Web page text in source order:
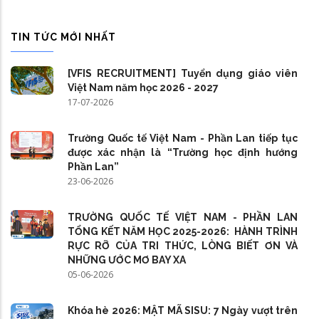
TIN TỨC MỚI NHẤT
[VFIS RECRUITMENT] Tuyển dụng giáo viên
Việt Nam năm học 2026 - 2027
17-07-2026
Trường Quốc tế Việt Nam - Phần Lan tiếp tục
được xác nhận là “Trường học định hướng
Phần Lan”
23-06-2026
TRƯỜNG QUỐC TẾ VIỆT NAM - PHẦN LAN
TỔNG KẾT NĂM HỌC 2025-2026: HÀNH TRÌNH
RỰC RỠ CỦA TRI THỨC, LÒNG BIẾT ƠN VÀ
NHỮNG ƯỚC MƠ BAY XA
05-06-2026
Khóa hè 2026: MẬT MÃ SISU: 7 Ngày vượt trên